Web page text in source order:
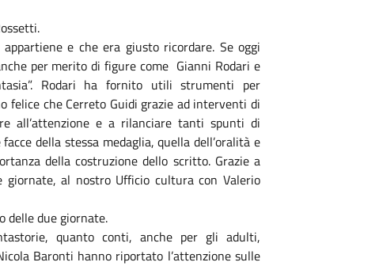
e che era giusto ricordare. Se oggi
per merito di figure come Gianni Rodari e
Rodari ha fornito utili strumenti per
felice che Cerreto Guidi grazie ad interventi di
all’attenzione e a rilanciare tanti spunti di
della stessa medaglia, quella dell’oralità e
della costruzione dello scritto. Grazie a
al nostro Ufficio cultura con Valerio
delle due giornate.
quanto conti, anche per gli adulti,
Baronti hanno riportato l’attenzione sulle